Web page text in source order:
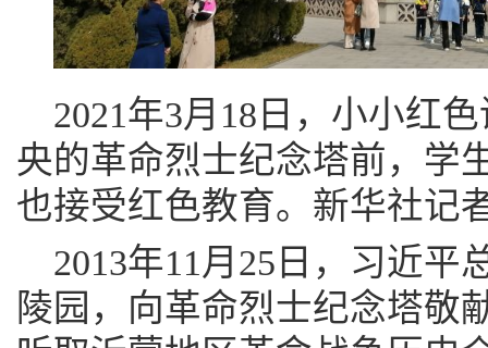
2021年3月18日，小小红
央的革命烈士纪念塔前，学
也接受红色教育。新华社记
2013年11月25日，习近平
陵园，向革命烈士纪念塔敬